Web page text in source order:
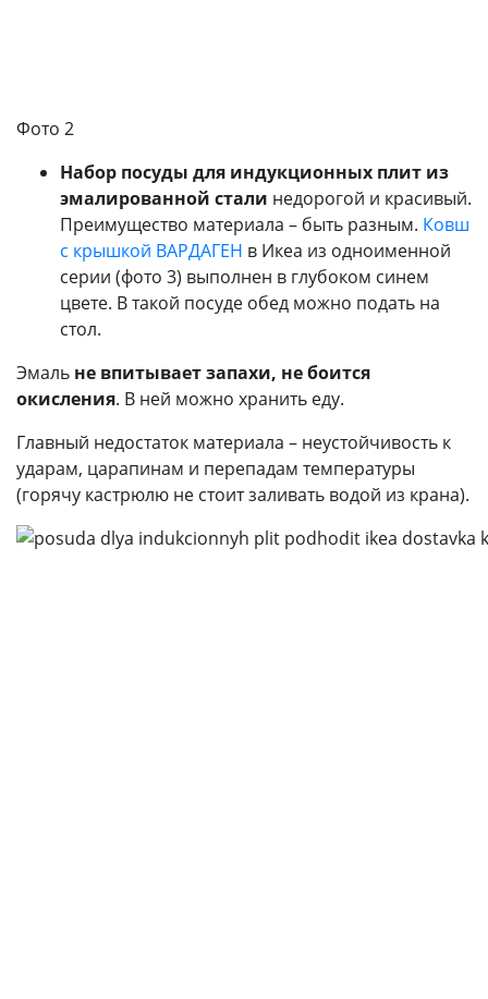
Фото 2
Набор посуды для индукционных плит из
эмалированной стали недорогой и красивый.
Преимущество материала – быть разным. Ковш
с крышкой ВАРДАГЕН в Икеа из одноименной
серии (фото 3) выполнен в глубоком синем
цвете. В такой посуде обед можно подать на
стол.
Эмаль не впитывает запахи, не боится
окисления. В ней можно хранить еду.
Главный недостаток материала – неустойчивость к
ударам, царапинам и перепадам температуры
(горячу кастрюлю не стоит заливать водой из крана).